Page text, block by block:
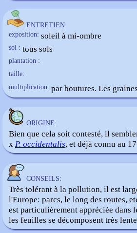
ENTRETIEN:
exposition: soleil à mi-ombre
sol : tous sols
plantation :
taille:
multiplication: par boutures. Les
ORIGINE:
Bien que cela soit contesté, il
x P. occidentalis, et déjà connu au
CONSEILS:
Très tolérant à la pollution, il est
l'Europe: parcs, le long des routes,
est particulièrement appréciée dans
les feuilles se décomposent très